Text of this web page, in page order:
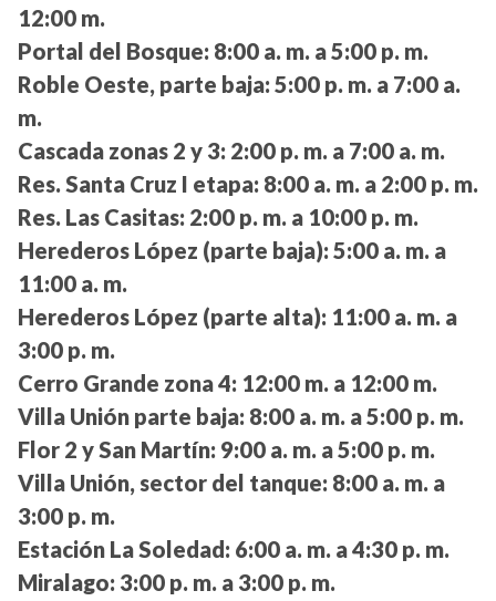
12:00 m.
Portal del Bosque: 8:00 a. m. a 5:00 p. m.
Roble Oeste, parte baja: 5:00 p. m. a 7:00 a.
m.
Cascada zonas 2 y 3: 2:00 p. m. a 7:00 a. m.
Res. Santa Cruz I etapa: 8:00 a. m. a 2:00 p. m.
Res. Las Casitas: 2:00 p. m. a 10:00 p. m.
Herederos López (parte baja): 5:00 a. m. a
11:00 a. m.
Herederos López (parte alta): 11:00 a. m. a
3:00 p. m.
Cerro Grande zona 4: 12:00 m. a 12:00 m.
Villa Unión parte baja: 8:00 a. m. a 5:00 p. m.
Flor 2 y San Martín: 9:00 a. m. a 5:00 p. m.
Villa Unión, sector del tanque: 8:00 a. m. a
3:00 p. m.
Estación La Soledad: 6:00 a. m. a 4:30 p. m.
Miralago: 3:00 p. m. a 3:00 p. m.